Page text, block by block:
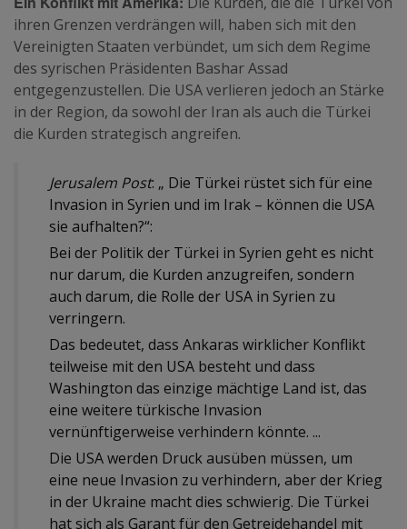
ihren Grenzen verdrängen will, haben sich mit den
Vereinigten Staaten verbündet, um sich dem Regime
des syrischen Präsidenten Bashar Assad
entgegenzustellen. Die USA verlieren jedoch an Stärke
in der Region, da sowohl der Iran als auch die Türkei
die Kurden strategisch angreifen.
Jerusalem Post: „ Die Türkei rüstet sich für eine
Invasion in Syrien und im Irak – können die USA
sie aufhalten?“:
Bei der Politik der Türkei in Syrien geht es nicht
nur darum, die Kurden anzugreifen, sondern
auch darum, die Rolle der USA in Syrien zu
verringern.
Das bedeutet, dass Ankaras wirklicher Konflikt
teilweise mit den USA besteht und dass
Washington das einzige mächtige Land ist, das
eine weitere türkische Invasion
vernünftigerweise verhindern könnte. ...
Die USA werden Druck ausüben müssen, um
eine neue Invasion zu verhindern, aber der Krieg
in der Ukraine macht dies schwierig. Die Türkei
hat sich als Garant für den Getreidehandel mit